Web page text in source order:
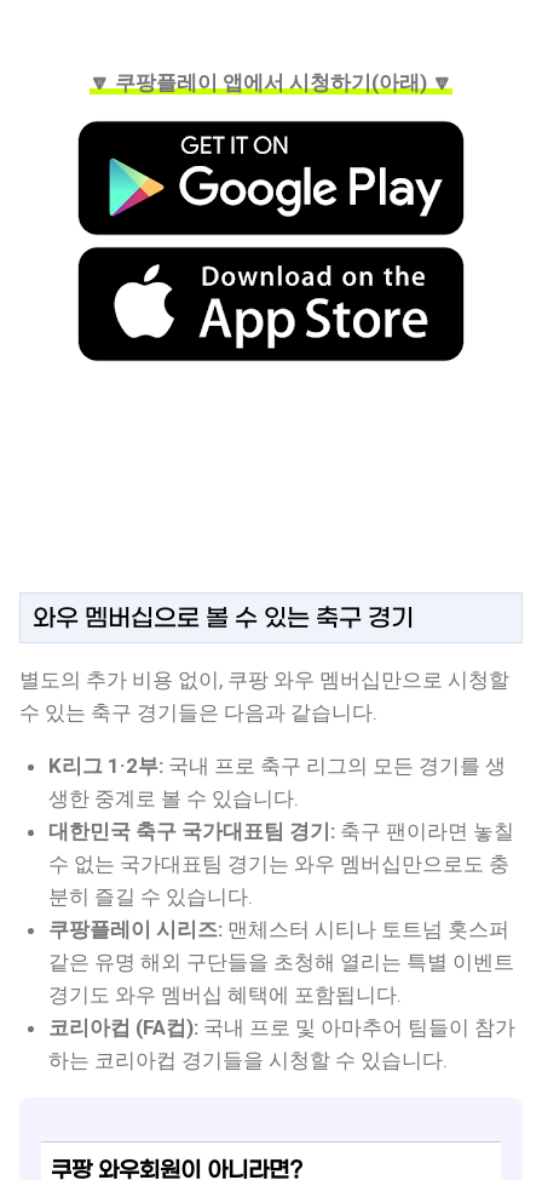
🔽 쿠팡플레이 앱에서 시청하기(아래) 🔽
와우 멤버십으로 볼 수 있는 축구 경기
별도의 추가 비용 없이, 쿠팡 와우 멤버십만으로 시청할
수 있는 축구 경기들은 다음과 같습니다.
K리그 1·2부: 국내 프로 축구 리그의 모든 경기를 생
생한 중계로 볼 수 있습니다.
대한민국 축구 국가대표팀 경기: 축구 팬이라면 놓칠
수 없는 국가대표팀 경기는 와우 멤버십만으로도 충
분히 즐길 수 있습니다.
쿠팡플레이 시리즈: 맨체스터 시티나 토트넘 홋스퍼
같은 유명 해외 구단들을 초청해 열리는 특별 이벤트
경기도 와우 멤버십 혜택에 포함됩니다.
코리아컵 (FA컵): 국내 프로 및 아마추어 팀들이 참가
하는 코리아컵 경기들을 시청할 수 있습니다.
쿠팡 와우회원이 아니라면?